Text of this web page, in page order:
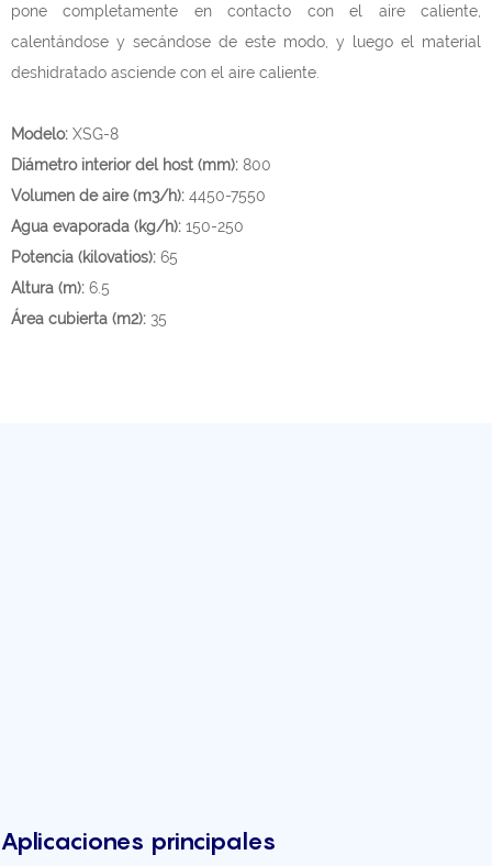
pone completamente en contacto con el aire caliente,
calentándose y secándose de este modo, y luego el material
deshidratado asciende con el aire caliente.
Modelo: XSG-8
Diámetro interior del host (mm): 800
Volumen de aire (m3/h): 4450-7550
Agua evaporada (kg/h): 150-250
Potencia (kilovatios): 65
Altura (m): 6.5
Área cubierta (m2): 35
Aplicaciones principales